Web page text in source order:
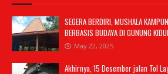
SEGERA BERDIRI, MUSHALA
BERBASIS BUDAYA DI GUNUNG
May 22, 2025
Akhirnya, 15 Desember jalan Tol